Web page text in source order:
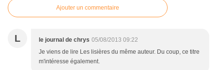
Ajouter un commentaire
L le journal de chrys 05/08/2013 09:22
Je viens de lire Les lisières du même auteur. Du coup, ce titre
m'intéresse également.